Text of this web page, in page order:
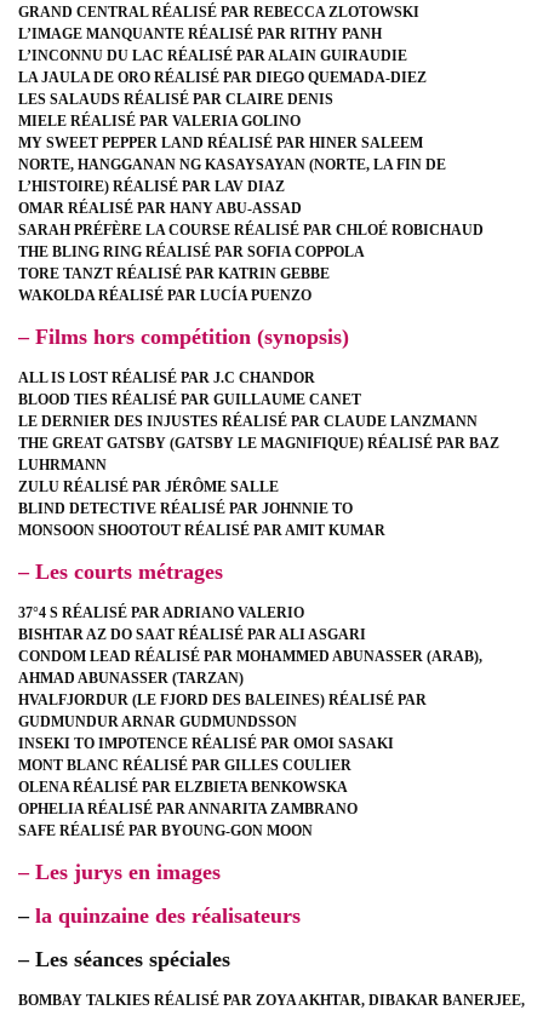
GRAND CENTRAL RÉALISÉ PAR REBECCA ZLOTOWSKI
L’IMAGE MANQUANTE RÉALISÉ PAR RITHY PANH
L’INCONNU DU LAC RÉALISÉ PAR ALAIN GUIRAUDIE
LA JAULA DE ORO RÉALISÉ PAR DIEGO QUEMADA-DIEZ
LES SALAUDS RÉALISÉ PAR CLAIRE DENIS
MIELE RÉALISÉ PAR VALERIA GOLINO
MY SWEET PEPPER LAND RÉALISÉ PAR HINER SALEEM
NORTE, HANGGANAN NG KASAYSAYAN (NORTE, LA FIN DE
L’HISTOIRE) RÉALISÉ PAR LAV DIAZ
OMAR RÉALISÉ PAR HANY ABU-ASSAD
SARAH PRÉFÈRE LA COURSE RÉALISÉ PAR CHLOÉ ROBICHAUD
THE BLING RING RÉALISÉ PAR SOFIA COPPOLA
TORE TANZT RÉALISÉ PAR KATRIN GEBBE
WAKOLDA RÉALISÉ PAR LUCÍA PUENZO
– Films hors compétition (synopsis)
ALL IS LOST RÉALISÉ PAR J.C CHANDOR
BLOOD TIES RÉALISÉ PAR GUILLAUME CANET
LE DERNIER DES INJUSTES RÉALISÉ PAR CLAUDE LANZMANN
THE GREAT GATSBY (GATSBY LE MAGNIFIQUE) RÉALISÉ PAR BAZ
LUHRMANN
ZULU RÉALISÉ PAR JÉRÔME SALLE
BLIND DETECTIVE RÉALISÉ PAR JOHNNIE TO
MONSOON SHOOTOUT RÉALISÉ PAR AMIT KUMAR
– Les courts métrages
37°4 S RÉALISÉ PAR ADRIANO VALERIO
BISHTAR AZ DO SAAT RÉALISÉ PAR ALI ASGARI
CONDOM LEAD RÉALISÉ PAR MOHAMMED ABUNASSER (ARAB),
AHMAD ABUNASSER (TARZAN)
HVALFJORDUR (LE FJORD DES BALEINES) RÉALISÉ PAR
GUDMUNDUR ARNAR GUDMUNDSSON
INSEKI TO IMPOTENCE RÉALISÉ PAR OMOI SASAKI
MONT BLANC RÉALISÉ PAR GILLES COULIER
OLENA RÉALISÉ PAR ELZBIETA BENKOWSKA
OPHELIA RÉALISÉ PAR ANNARITA ZAMBRANO
SAFE RÉALISÉ PAR BYOUNG-GON MOON
– Les jurys en images
– la quinzaine des réalisateurs
– Les séances spéciales
BOMBAY TALKIES RÉALISÉ PAR ZOYA AKHTAR, DIBAKAR BANERJEE,